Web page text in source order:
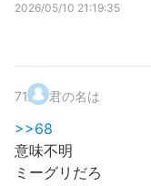
2026/05/10 21:19:35
71. 君の名は
>>68
意味不明
ミーグリだろ